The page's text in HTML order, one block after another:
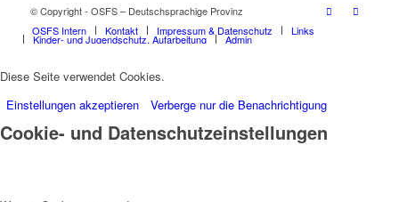
© Copyright - OSFS – Deutschsprachige Provinz
OSFS Intern
Kontakt Impressum & Datenschutz Links
Kinder- und Jugendschutz, Aufarbeitung Admin
Diese Seite verwendet Cookies.
Einstellungen akzeptieren
Verberge nur die Benachrichtigung
Cookie- und Datenschutzeinstellungen